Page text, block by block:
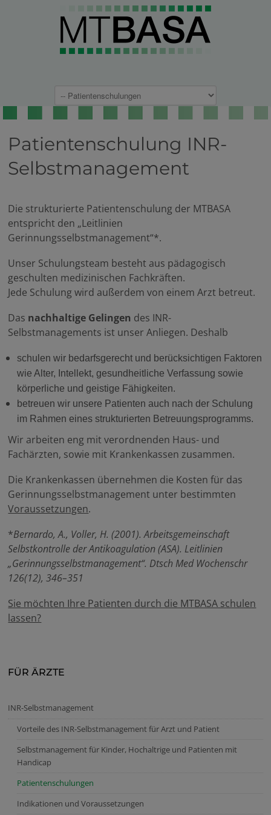
Patientenschulung INR-
Selbstmanagement
Die strukturierte Patientenschulung der MTBASA
entspricht den „Leitlinien
Gerinnungsselbstmanagement“*.
Unser Schulungsteam besteht aus pädagogisch
geschulten medizinischen Fachkräften.
Jede Schulung wird außerdem von einem Arzt betreut.
Das nachhaltige Gelingen des INR-
Selbstmanagements ist unser Anliegen. Deshalb
schulen wir bedarfsgerecht und berücksichtigen Faktoren
wie Alter, Intellekt, gesundheitliche Verfassung sowie
körperliche und geistige Fähigkeiten.
betreuen wir unsere Patienten auch nach der Schulung
im Rahmen eines strukturierten Betreuungsprogramms.
Wir arbeiten eng mit verordnenden Haus- und
Fachärzten, sowie mit Krankenkassen zusammen.
Die Krankenkassen übernehmen die Kosten für das
Gerinnungsselbstmanagement unter bestimmten
Voraussetzungen.
*Bernardo, A., Voller, H. (2001). Arbeitsgemeinschaft
Selbstkontrolle der Antikoagulation (ASA). Leitlinien
„Gerinnungsselbstmanagement“. Dtsch Med Wochenschr
126(12), 346–351
Sie möchten Ihre Patienten durch die MTBASA schulen
lassen?
FÜR ÄRZTE
INR-Selbstmanagement
Vorteile des INR-Selbstmanagement für Arzt und Patient
Selbstmanagement für Kinder, Hochaltrige und Patienten mit
Handicap
Patientenschulungen
Indikationen und Voraussetzungen